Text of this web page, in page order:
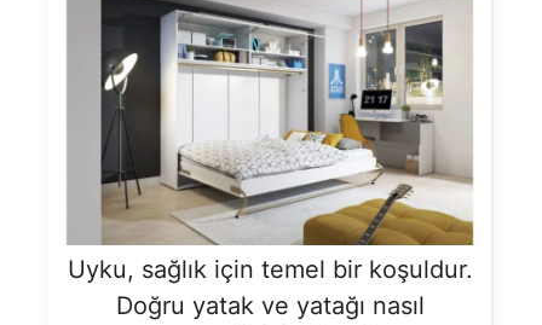
Uyku, sağlık için temel bir koşuldur.
Doğru yatak ve yatağı nasıl